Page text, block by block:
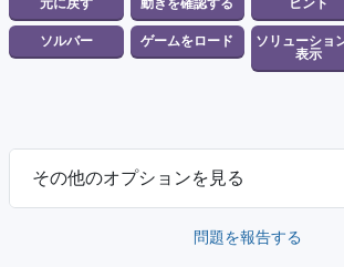
その他のオプションを見る
問題を報告する